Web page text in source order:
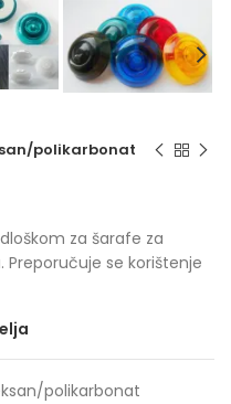
polikarbonat
za šarafe za
se korištenje
polikarbonat